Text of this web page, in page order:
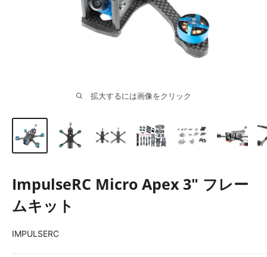
拡大するには画像をクリック
ImpulseRC Micro Apex 3" フレー
ムキット
IMPULSERC